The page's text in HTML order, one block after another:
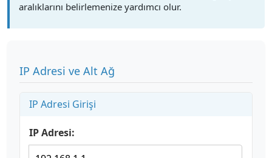
aralıklarını belirlemenize yardımcı olur.
IP Adresi ve Alt Ağ
IP Adresi Girişi
IP Adresi: